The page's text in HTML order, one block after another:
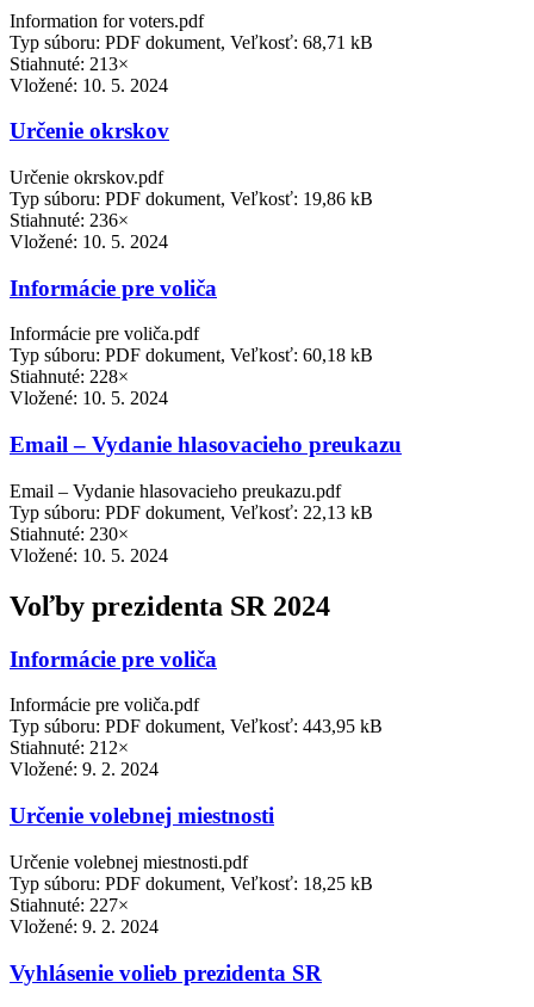
Information for voters.pdf
Typ súboru: PDF dokument, Veľkosť: 68,71 kB
Stiahnuté: 213×
Vložené: 10. 5. 2024
Určenie okrskov
Určenie okrskov.pdf
Typ súboru: PDF dokument, Veľkosť: 19,86 kB
Stiahnuté: 236×
Vložené: 10. 5. 2024
Informácie pre voliča
Informácie pre voliča.pdf
Typ súboru: PDF dokument, Veľkosť: 60,18 kB
Stiahnuté: 228×
Vložené: 10. 5. 2024
Email – Vydanie hlasovacieho preukazu
Email – Vydanie hlasovacieho preukazu.pdf
Typ súboru: PDF dokument, Veľkosť: 22,13 kB
Stiahnuté: 230×
Vložené: 10. 5. 2024
Voľby prezidenta SR 2024
Informácie pre voliča
Informácie pre voliča.pdf
Typ súboru: PDF dokument, Veľkosť: 443,95 kB
Stiahnuté: 212×
Vložené: 9. 2. 2024
Určenie volebnej miestnosti
Určenie volebnej miestnosti.pdf
Typ súboru: PDF dokument, Veľkosť: 18,25 kB
Stiahnuté: 227×
Vložené: 9. 2. 2024
Vyhlásenie volieb prezidenta SR